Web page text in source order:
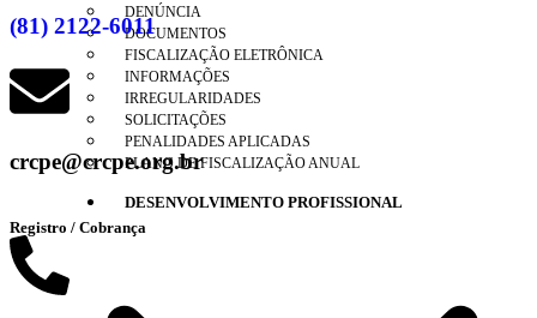
DENÚNCIA
DOCUMENTOS
FISCALIZAÇÃO ELETRÔNICA
INFORMAÇÕES
IRREGULARIDADES
SOLICITAÇÕES
PENALIDADES APLICADAS
PLANO DE FISCALIZAÇÃO ANUAL
DESENVOLVIMENTO PROFISSIONAL
(81) 2122-6011
crcpe@crcpe.org.br
Registro / Cobrança